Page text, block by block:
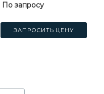
По запросу
ЗАПРОСИТЬ ЦЕНУ